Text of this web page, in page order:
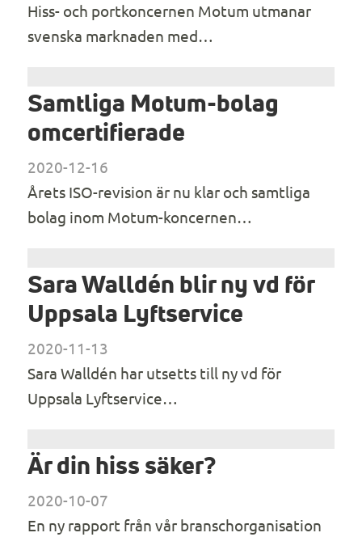
Hiss- och portkoncernen Motum utmanar
svenska marknaden med…
Samtliga Motum-bolag
omcertifierade
2020-12-16
Årets ISO-revision är nu klar och samtliga
bolag inom Motum-koncernen…
Sara Walldén blir ny vd för
Uppsala Lyftservice
2020-11-13
Sara Walldén har utsetts till ny vd för
Uppsala Lyftservice…
Är din hiss säker?
2020-10-07
En ny rapport från vår branschorganisation